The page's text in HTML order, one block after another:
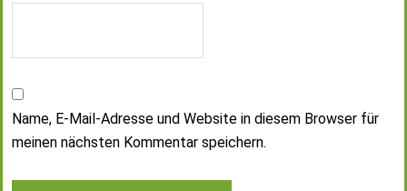
Name, E-Mail-Adresse und Website in diesem Browser für
meinen nächsten Kommentar speichern.